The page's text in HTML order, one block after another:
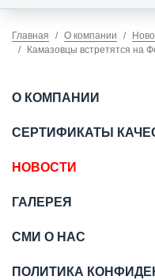
Главная О компании
Камазовцы встретятся на
О КОМПАНИИ
СЕРТИФИКАТЫ
НОВОСТИ
ГАЛЕРЕЯ
СМИ О НАС
ПОЛИТИКА